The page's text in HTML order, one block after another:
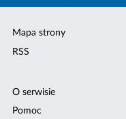
Mapa strony
RSS
O serwisie
Pomoc